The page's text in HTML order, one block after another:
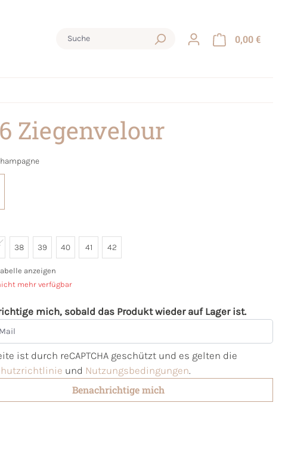
0,00 €
Ziegenvelour
38 39 40 41 42
anzeigen
mehr verfügbar
mich, sobald das Produkt wieder auf Lager ist.
ist durch reCAPTCHA geschützt und es gelten die
und Nutzungsbedingungen.
Benachrichtige mich